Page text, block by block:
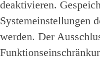
deaktivieren.
Systemeinstellungen
werden. Der